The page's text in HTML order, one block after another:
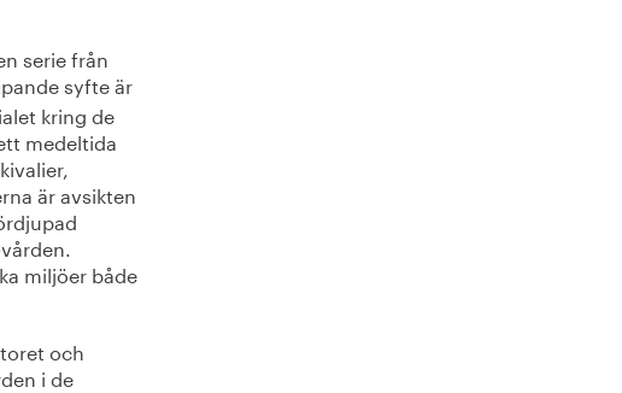
serie från
syfte är
kring de
medeltida
är avsikten
miljöer både
och
i de